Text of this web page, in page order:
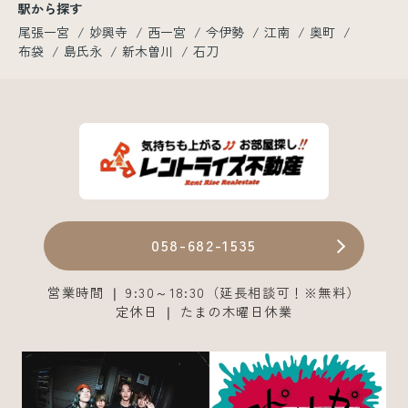
駅から探す
尾張一宮
妙興寺 西一宮 今伊勢 江南
奥町
布袋
島氏永 新木曽川 石刀
058-682-1535
営業時間 ❘ 9:30～18:30（延長相談可！※無料）
定休日 ❘ たまの木曜日休業